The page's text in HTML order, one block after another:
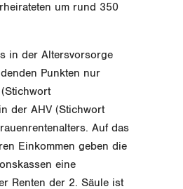
um rund 350
in der Altersvorsorge
Punkten nur
der AHV (Stichwort
Auf das
Einkommen geben die
eine
Renten der 2. Säule ist